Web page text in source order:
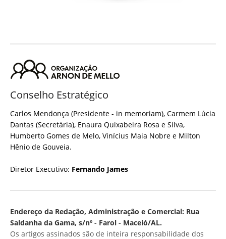
Conselho Estratégico
Carlos Mendonça (Presidente - in memoriam), Carmem Lúcia
Dantas (Secretária), Enaura Quixabeira Rosa e Silva,
Humberto Gomes de Melo, Vinícius Maia Nobre e Milton
Hênio de Gouveia.
Diretor Executivo: Fernando James
Endereço da Redação, Administração e Comercial: Rua
Saldanha da Gama, s/nº - Farol - Maceió/AL.
Os artigos assinados são de inteira responsabilidade dos